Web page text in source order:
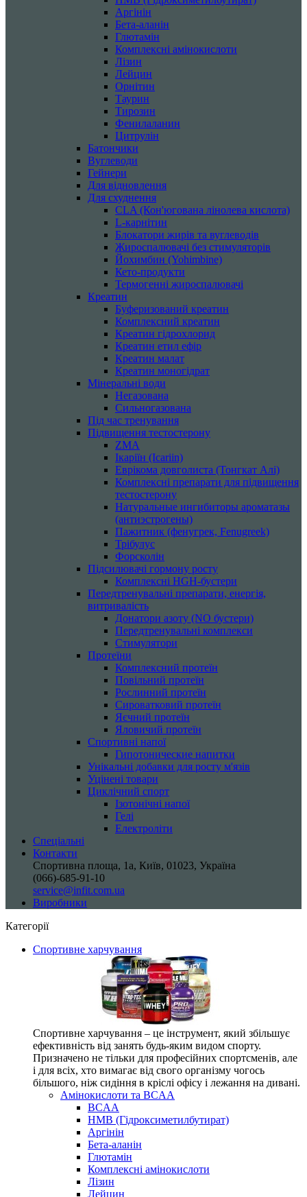
Аргінін
Бета-аланін
Глютамін
Комплексні амінокислоти
Лізин
Лейцин
Орнітин
Таурин
Тирозин
Фенилаланин
Цитрулін
Батончики
Вуглеводи
Гейнери
Для відновлення
Для схуднення
CLA (Кон'югована лінолева кислота)
L-карнітин
Блокатори жирів та вуглеводів
Жироспалювачі без стимуляторів
Йохимбин (Yohimbine)
Кето-продукти
Термогенні жироспалювачі
Креатин
Буферизований креатин
Комплексний креатин
Креатин гідрохлорид
Креатин етил ефір
Креатин малат
Креатин моногідрат
Мінеральні води
Негазована
Сильногазована
Під час тренування
Підвищення тестостерону
ZMA
Ікаріїн (Icariin)
Еврікома довголиста (Тонгкат Алі)
Комплексні препарати для підвищення
тестостерону
Натуральные ингибиторы ароматазы
(антиэстрогены)
Пажитник (фенугрек, Fenugreek)
Трібулус
Форсколін
Підсилювачі гормону росту
Комплексні HGH-бустери
Передтренувальні препарати, енергія,
витривалість
Донатори азоту (NO бустери)
Передтренувальні комплекси
Стимулятори
Протеїни
Комплексний протеїн
Повільний протеїн
Рослинний протеїн
Сироватковий протеїн
Яєчний протеїн
Яловичий протеїн
Спортивні напої
Гипотонические напитки
Унікальні добавки для росту м'язів
Уцінені товари
Циклічний спорт
Ізотонічні напої
Гелі
Електроліти
Спеціальні
Контакти
Спортивна площа, 1a, Київ, 01023, Україна
(066)-685-91-10
service@infit.com.ua
Виробники
Категорії
Спортивне харчування
Спортивне харчування – це інструмент, який збільшує
ефективність від занять будь-яким видом спорту.
Призначено не тільки для професійних спортсменів, але
і для всіх, хто вимагає від свого організму чогось
більшого, ніж сидіння в кріслі офісу і лежання на дивані.
Амінокислоти та BCAA
BCAA
HMB (Гідроксиметилбутират)
Аргінін
Бета-аланін
Глютамін
Комплексні амінокислоти
Лізин
Лейцин